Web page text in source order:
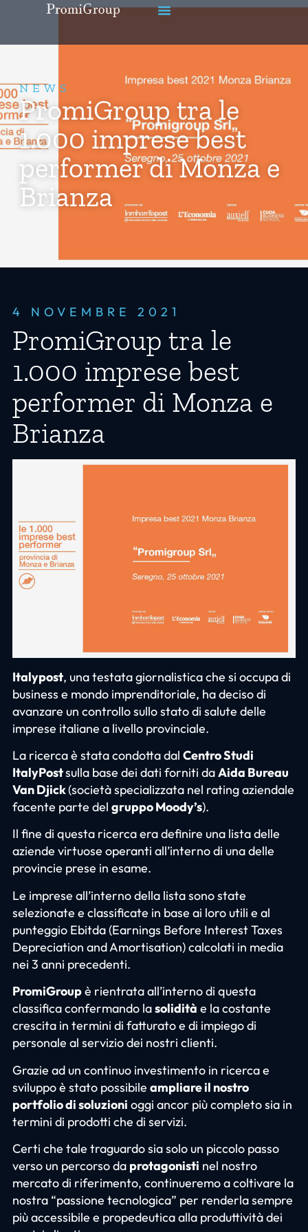
NEWS
PromiGroup tra le
1.000 imprese best
performer di Monza e
Brianza
4 NOVEMBRE 2021
PromiGroup tra le
1.000 imprese best
performer di Monza e
Brianza
Italypost, una testata giornalistica che si occupa di
business e mondo imprenditoriale, ha deciso di
avanzare un controllo sullo stato di salute delle
imprese italiane a livello provinciale.
La ricerca è stata condotta dal Centro Studi
ItalyPostsulla base dei dati forniti daAida Bureau
Van Djick(società specializzata nel rating aziendale
facente parte del gruppo Moody’s).
Il fine di questa ricerca era definire una lista delle
aziende virtuose operanti all’interno di una delle
provincie prese in esame.
Le imprese all’interno della lista sono state
selezionate e classificate in base ai loro utili e al
punteggio Ebitda (Earnings Before Interest Taxes
Depreciation and Amortisation) calcolati in media
nei 3 anni precedenti.
PromiGroupè rientrata all’interno di questa
classifica confermando lasolidità e la costante
crescita in termini di fatturato e di impiego di
personale al servizio dei nostri clienti.
Grazie ad un continuo investimento in ricerca e
sviluppo è stato possibile ampliare il nostro
portfolio di soluzioni oggi ancor più completo sia in
termini di prodotti che di servizi.
Certi che tale traguardo sia solo un piccolo passo
verso un percorso da protagonisti nel nostro
mercato di riferimento, continueremo a coltivare la
nostra “passione tecnologica” per renderla sempre
più accessibile e propedeutica alla produttività dei